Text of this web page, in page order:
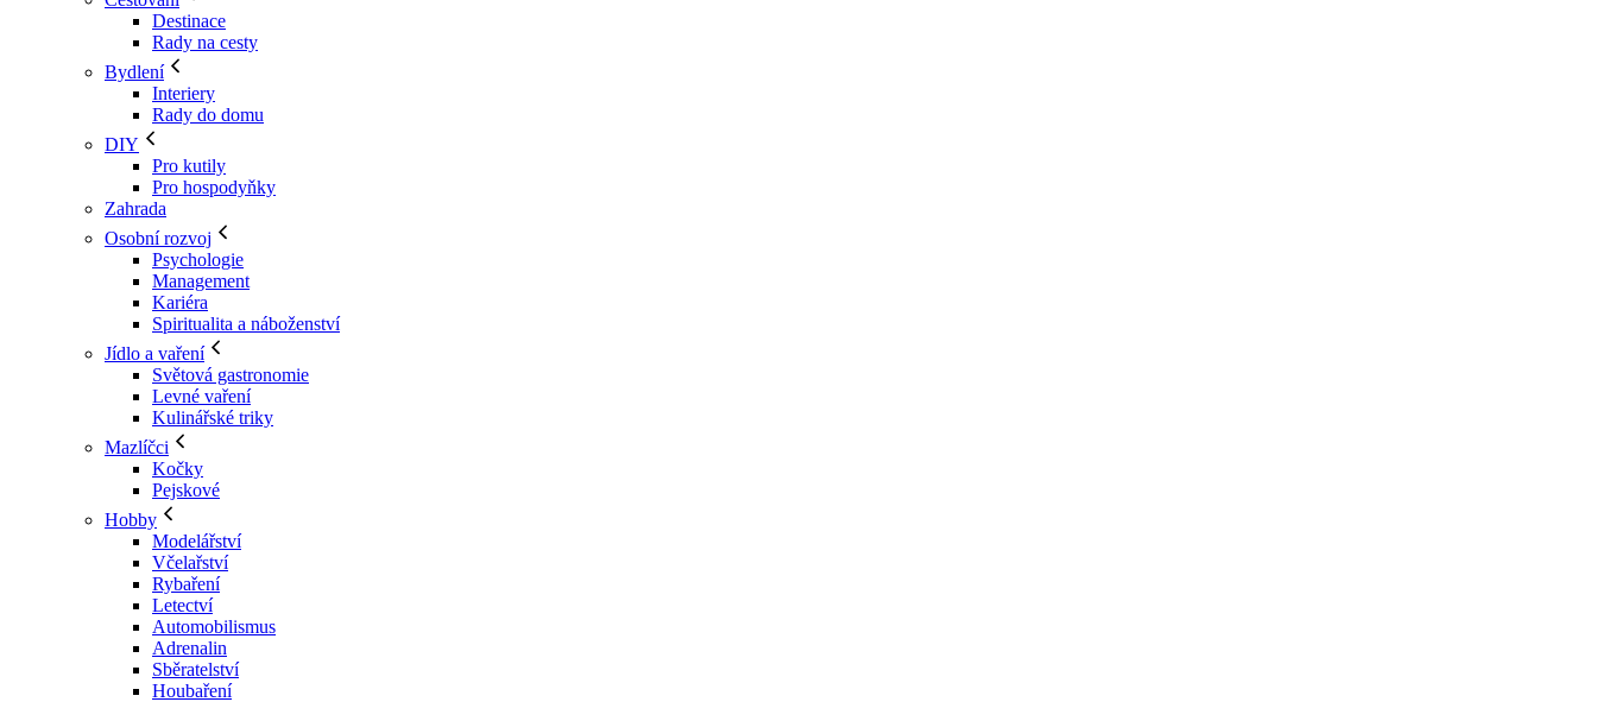
Destinace
Rady na cesty
Bydlení
Interiery
Rady do domu
DIY
Pro kutily
Pro hospodyňky
Zahrada
Osobní rozvoj
Psychologie
Management
Kariéra
Spiritualita a náboženství
Jídlo a vaření
Světová gastronomie
Levné vaření
Kulinářské triky
Mazlíčci
Kočky
Pejskové
Hobby
Modelářství
Včelařství
Rybaření
Letectví
Automobilismus
Adrenalin
Sběratelství
Houbaření